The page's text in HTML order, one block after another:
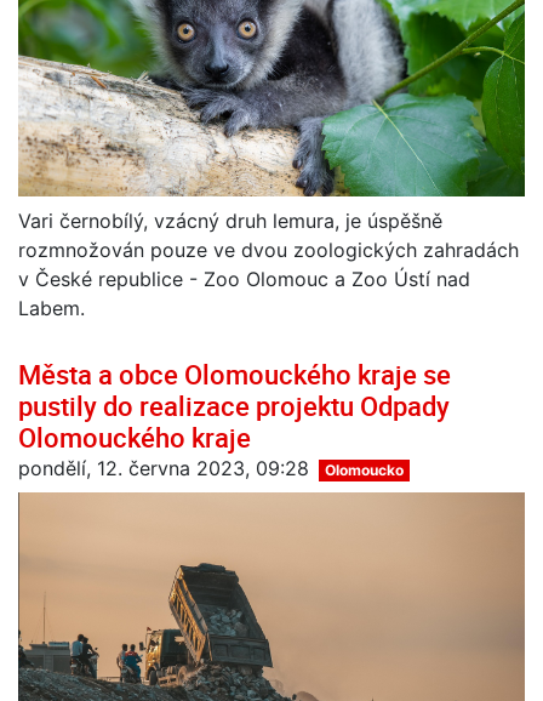
Vari černobílý, vzácný druh lemura, je úspěšně
rozmnožován pouze ve dvou zoologických zahradách
v České republice - Zoo Olomouc a Zoo Ústí nad
Labem.
Města a obce Olomouckého kraje se
pustily do realizace projektu Odpady
Olomouckého kraje
pondělí, 12. června 2023, 09:28 Olomoucko